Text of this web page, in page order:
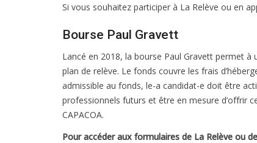
Si vous souhaitez participer à La Relève ou en
Bourse Paul Gravett
Lancé en 2018, la bourse Paul Gravett permet
plan de relève. Le fonds couvre les frais
admissible au fonds, le-a candidat-e doit être
professionnels futurs et être en mesure d’offrir
CAPACOA.
Pour accéder aux formulaires de La Relève ou